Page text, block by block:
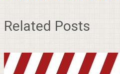
Related Posts